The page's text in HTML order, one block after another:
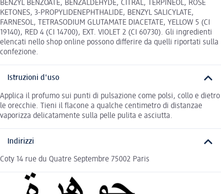
BENZYL BENZOATE, BENZALDEHYDE, CITRAL, TERPINEOL, ROSE
KETONES, 3-PROPYLIDENEPHTHALIDE, BENZYL SALICYLATE,
FARNESOL, TETRASODIUM GLUTAMATE DIACETATE, YELLOW 5 (CI
19140), RED 4 (CI 14700), EXT. VIOLET 2 (CI 60730). Gli ingredienti
elencati nello shop online possono differire da quelli riportati sulla
confezione.
Istruzioni d'uso
Applica il profumo sui punti di pulsazione come polsi, collo e dietro
le orecchie. Tieni il flacone a qualche centimetro di distanzae
vaporizza delicatamente sulla pelle pulita e asciutta.
Indirizzi
Coty 14 rue du Quatre Septembre 75002 Paris